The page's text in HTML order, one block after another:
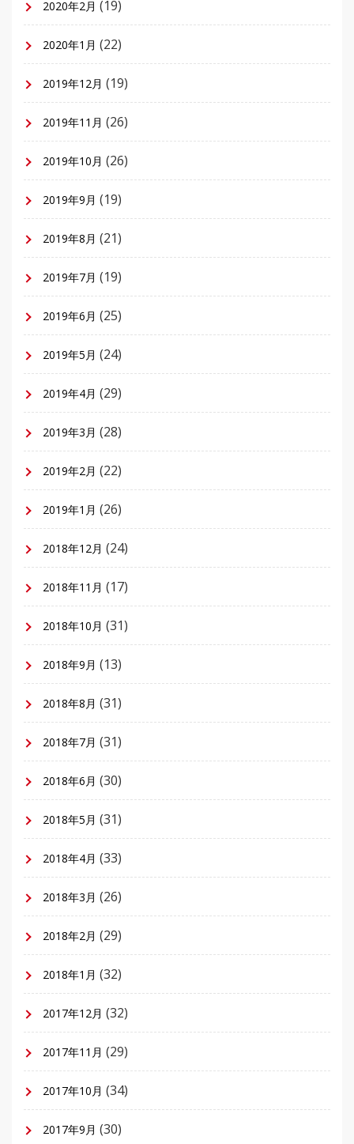
2020年2月 (19)
2020年1月 (22)
2019年12月 (19)
2019年11月 (26)
2019年10月 (26)
2019年9月 (19)
2019年8月 (21)
2019年7月 (19)
2019年6月 (25)
2019年5月 (24)
2019年4月 (29)
2019年3月 (28)
2019年2月 (22)
2019年1月 (26)
2018年12月 (24)
2018年11月 (17)
2018年10月 (31)
2018年9月 (13)
2018年8月 (31)
2018年7月 (31)
2018年6月 (30)
2018年5月 (31)
2018年4月 (33)
2018年3月 (26)
2018年2月 (29)
2018年1月 (32)
2017年12月 (32)
2017年11月 (29)
2017年10月 (34)
2017年9月 (30)